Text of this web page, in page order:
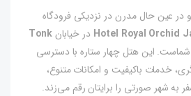
در عین حال مدرن در نزدیکی فرودگاه
Hotel Royal Orchid در خیابانTonk
شماست. این هتل چهار ستاره با دسترسی
خدمات باکیفیت و امکانات متنوع،
به شهر صورتی را برایتان رقم می‌زند.